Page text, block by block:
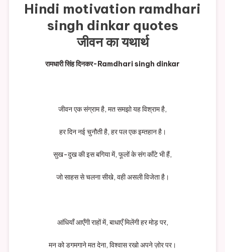
Hindi motivation ramdhari
singh dinkar quotes
जीवन का यथार्थ
रामधारी सिंह दिनकर-Ramdhari singh dinkar
जीवन एक संग्राम है, मत समझो यह विश्राम है,
हर दिन नई चुनौती है, हर पल एक इम्तहान है।
सुख-दुख की इस बगिया में, फूलों के संग काँटे भी हैं,
जो साहस से चलना सीखे, वही असली विजेता है।
आंधियाँ आएँगी राहों में, बाधाएँ मिलेंगी हर मोड़ पर,
मन को डगमगाने मत देना, विश्वास रखो अपने ज़ोर पर।